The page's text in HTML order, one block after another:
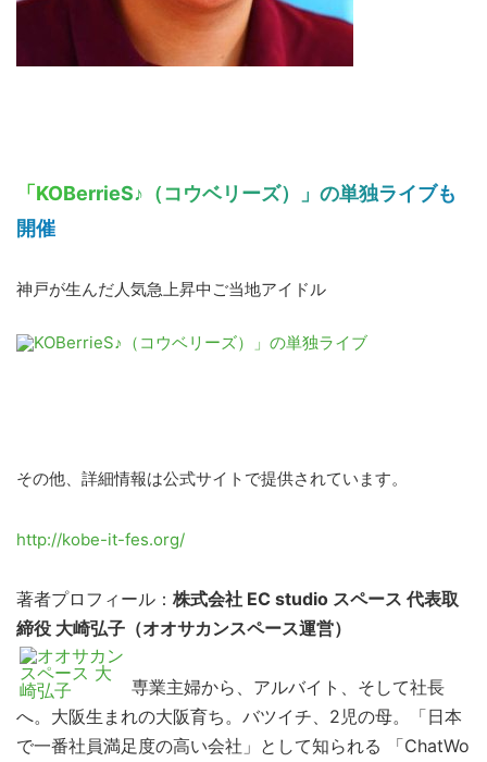
「KOBerrieS♪（コウベリーズ）」の単独ライブも
開催
神戸が生んだ人気急上昇中ご当地アイドル
その他、詳細情報は公式サイトで提供されています。
http://kobe-it-fes.org/
著者プロフィール： 株式会社 EC studio スペース 代表取
締役 大崎弘子（オオサカンスペース運営）
専業主婦から、アルバイト、そして社長
へ。大阪生まれの大阪育ち。バツイチ、2児の母。「日本
で一番社員満足度の高い会社」として知られる 「ChatWo